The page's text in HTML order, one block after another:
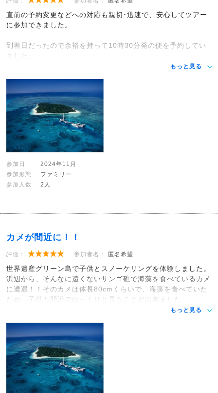
直前の予約変更などへの対応も親切･迅速で、安心してツアー
に参加できました。
到着日だったので余裕を持って10時30分発の便を予約してい
ました。
もっと見る
参加日
2024年11月
参加形態
ファミリー
参加人数
2人
カメが間近に！！
評価： 参加者名： 匿名希望
世界遺産グリーン島で子供とスノーケリングを体験しました。
浜辺から、そんなに遠くないサンゴ礁で海藻を食べているカメ
に遭遇！！そのカメは体長80cmくらいで、海藻を食べていた
ため、子供も間近でゆっくりと見ることが出来ました。
もっと見る